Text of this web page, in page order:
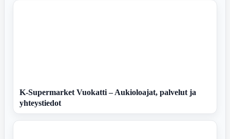
K-Supermarket Vuokatti – Aukioloajat, palvelut ja
yhteystiedot